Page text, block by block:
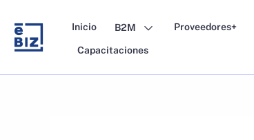
content
Inicio B2M Proveedores+
Capacitaciones